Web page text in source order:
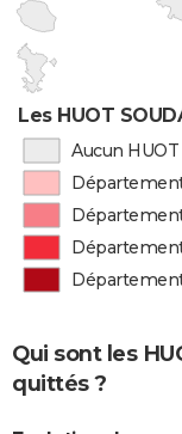
Les HUOT
Aucun
Qui sont les
quittés ?